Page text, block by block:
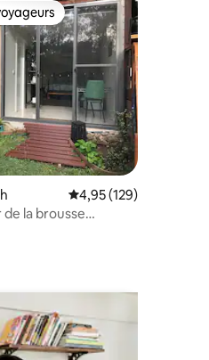
87 commentaires : 4,91 sur 5
les plus appréciés
Évaluation moyenne
4,95 (129)
la brousse